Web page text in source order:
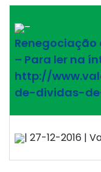
–
Renegociação
– Para ler na
http://
de-dividas-
| 27-12-2016 |